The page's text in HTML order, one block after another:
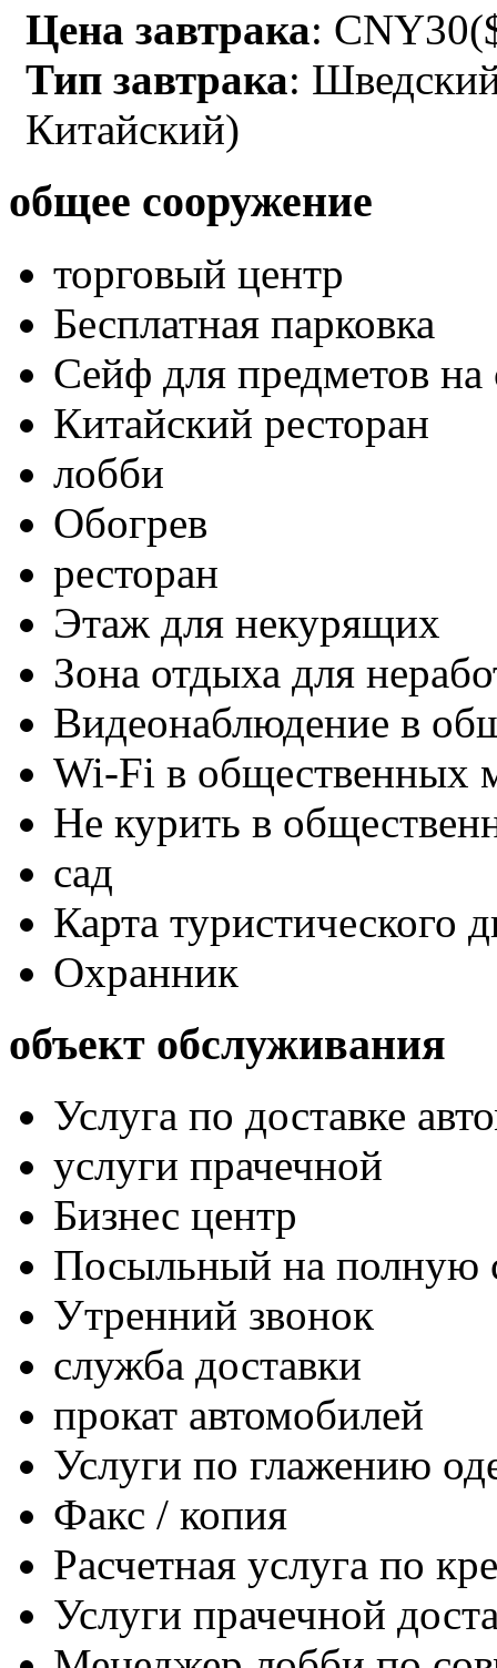
Цена завтрака:
Тип завтрака:
Китайский)
общее сооружение
торговый центр
Бесплатная парковка
Сейф для предметов на
Китайский ресторан
лобби
Обогрев
ресторан
Этаж для некурящих
Зона отдыха для
Видеонаблюдение в
Wi-Fi в общественных
Не курить в
сад
Карта туристического
Охранник
объект обслуживания
Услуга по доставке
услуги прачечной
Бизнес центр
Посыльный на полную
Утренний звонок
служба доставки
прокат автомобилей
Услуги по глажению
Факс / копия
Расчетная услуга по
Услуги прачечной